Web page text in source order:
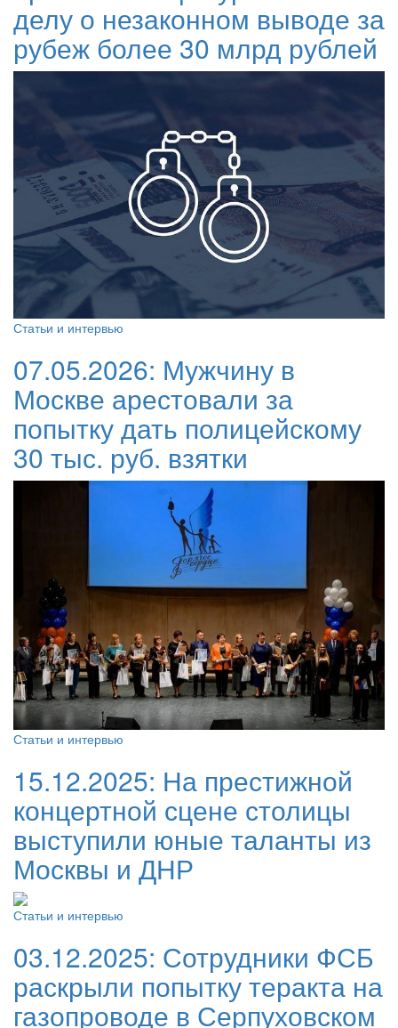
делу о незаконном выводе за
рубеж более 30 млрд рублей
Статьи и интервью
07.05.2026: Мужчину в
Москве арестовали за
попытку дать полицейскому
30 тыс. руб. взятки
Статьи и интервью
15.12.2025: На престижной
концертной сцене столицы
выступили юные таланты из
Москвы и ДНР
Статьи и интервью
03.12.2025: Сотрудники ФСБ
раскрыли попытку теракта на
газопроводе в Серпуховском